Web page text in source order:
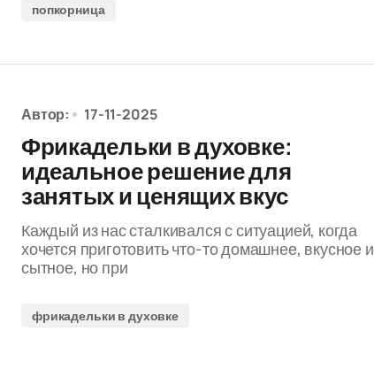
попкорница
Автор: 17-11-2025
Фрикадельки в духовке:
идеальное решение для
занятых и ценящих вкус
Каждый из нас сталкивался с ситуацией, когда
хочется приготовить что-то домашнее, вкусное и
сытное, но при
фрикадельки в духовке